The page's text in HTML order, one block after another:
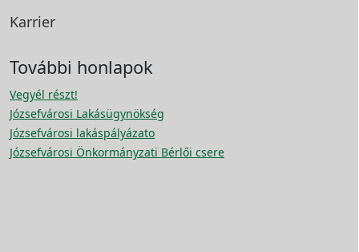
Karrier
További honlapok
Vegyél részt!
Józsefvárosi Lakásügynökség
Józsefvárosi lakáspályázato
Józsefvárosi Önkormányzati Bérlői csere